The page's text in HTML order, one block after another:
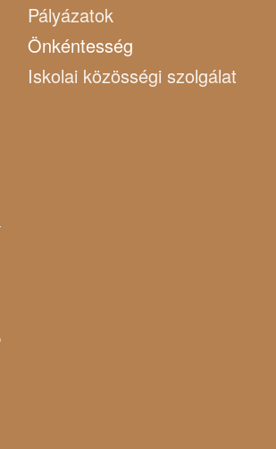
Pályázatok
Önkéntesség
Iskolai közösségi szolgálat